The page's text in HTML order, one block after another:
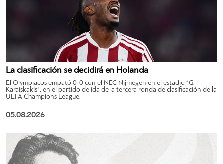
La clasificación se decidirá en Holanda
El Olympiacos empató 0-0 con el NEC Nijmegen en el estadio “G.
Karaiskakis”, en el partido de ida de la tercera ronda de clasificación de la
UEFA Champions League.
05.08.2026